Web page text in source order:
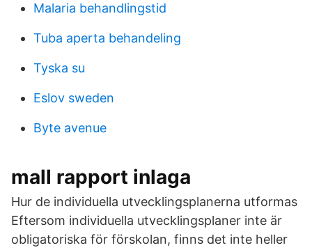
Malaria behandlingstid
Tuba aperta behandeling
Tyska su
Eslov sweden
Byte avenue
mall rapport inlaga
Hur de individuella utvecklingsplanerna utformas
Eftersom individuella utvecklingsplaner inte är
obligatoriska för förskolan, finns det inte heller